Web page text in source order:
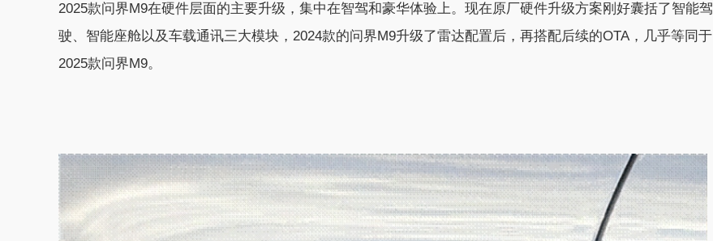
2025款问界M9在硬件层面的主要升级，集中在智驾和豪华体验上。现在原厂硬件升级方案刚好囊括了智能驾
驶、智能座舱以及车载通讯三大模块，2024款的问界M9升级了雷达配置后，再搭配后续的OTA，几乎等同于
2025款问界M9。